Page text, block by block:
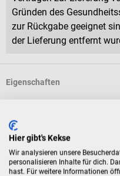
Gründen des
zur Rückgabe geeignet
der Lieferung entfernt
Eigenschaften
Produktidentifikation
Bewertungen
Hier gibt's Kekse
Wir analysieren unsere
personalisieren Inhalte für dich.
hast. Für weitere Informationen